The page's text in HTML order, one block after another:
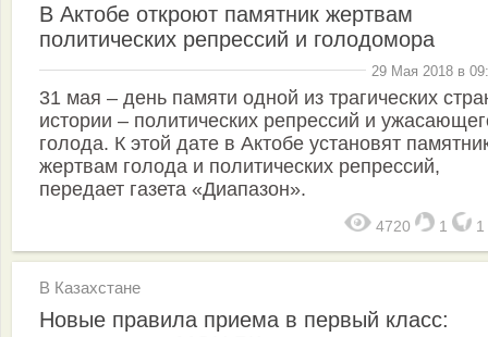
В Актобе откроют памятник жертвам
политических репрессий и голодомора
29 Мая 2018 в
31 мая – день памяти одной из трагических
истории – политических репрессий и
голода. К этой дате в Актобе установят
жертвам голода и политических репрессий,
передает газета «Диапазон».
4720 1 1
В Казахстане
Новые правила приема в первый класс: